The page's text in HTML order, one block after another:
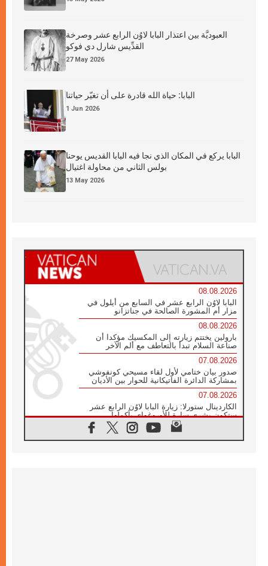
العبوديَّة بين اعتذار البابا لاوُن الرابع عشر وصرخة
القدِّيس شارل دي فوكو
27 May 2026
البابا: حياة الله قادرة على أن تغيّر حياتنا
1 Jun 2026
البابا يركع في المكان الذي نجا فيه البابا القديس يوحنا
بولس الثاني من محاولة اغتيال
13 May 2026
08.08.2026
البابا لاوُن الرابع عشر في السابع من أيلول في
مزار أم المشورة الصالحة في جناتزانو
08.08.2026
بارولين يختتم زيارته إلى المكسيك مؤكدا أن
صناعة السلام تبدأ بالتعاطف مع ألم الآخر
07.08.2026
صدور بيان ختامي لأول لقاء مسيحي كونفوشي
بمشاركة الدائرة الفاتيكانية للحوار بين الأديان
07.08.2026
الكاردينال ستورلا: زيارة البابا لاوُن الرابع عشر
ستكون بشرى سارة للأوروغواي بأكملها
الفاتيكان يعلن برنامج الزيارة الرسولية للبابا لاوُن